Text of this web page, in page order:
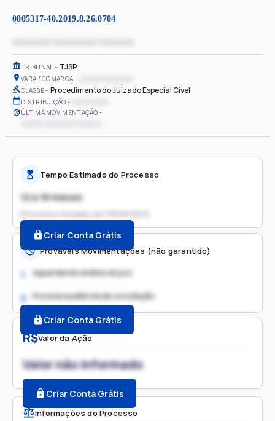
0005317-40.2019.8.26.0704
TRIBUNAL TJSP
VARA / COMARCA
CLASSE Procedimento do Juizado Especial Cível
DISTRIBUIÇÃO
ÚLTIMA MOVIMENTAÇÃO
R$Valor da Ação
Valor não informado
Criar Conta Grátis
Informações do Processo
Tempo Estimado do Processo
12 a 18 meses
Processo iniciado em
Criar Conta Grátis
Prováveis Movimentações (não garantido)
1. Aguardando análise do juiz
2. Possível audiência de conciliação
Criar Conta Grátis